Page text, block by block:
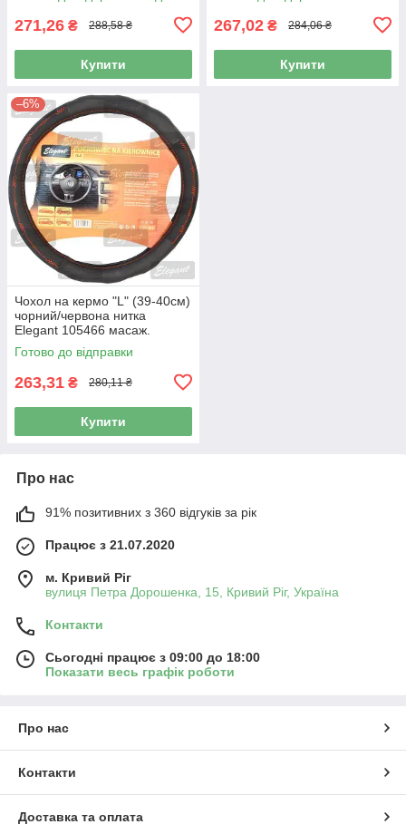
271,26 ₴ 288,58 ₴
Купити
267,02 ₴ 284,06 ₴
Купити
–6%
Чохол на кермо "L" (39-40см)
чорний/червона нитка
Elegant 105466 масаж.
Готово до відправки
263,31 ₴ 280,11 ₴
Купити
Про нас
91% позитивних з 360 відгуків за рік
Працює з 21.07.2020
м. Кривий Ріг
вулиця Петра Дорошенка, 15, Кривий Ріг, Україна
Контакти
Сьогодні працює з 09:00 до 18:00
Показати весь графік роботи
Про нас
Контакти
Доставка та оплата